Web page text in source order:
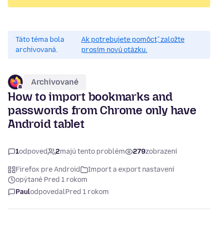
Táto téma bola
archivovaná.
Ak potrebujete pomôcť, založte
prosím novú otázku.
Archivované
How to import bookmarks and
passwords from Chrome only have
Android tablet
1odpoveď 2majú tento problém 279zobrazení
Firefox pre Android
Import a export nastavení
opýtané Pred 1 rokom
PaulodpovedalPred 1 rokom